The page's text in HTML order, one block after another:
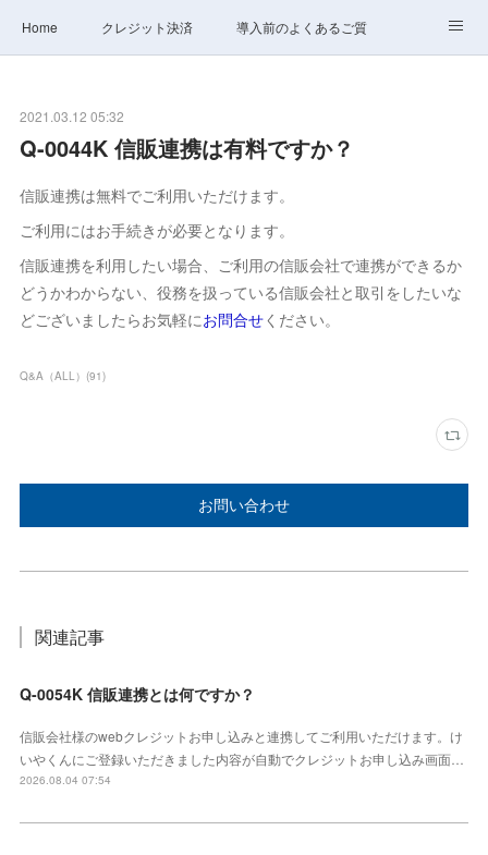
Home クレジット決済 導入前のよくあるご質問
2021.03.12 05:32
Q-0044K 信販連携は有料ですか？
信販連携は無料でご利用いただけます。
ご利用にはお手続きが必要となります。
信販連携を利用したい場合、ご利用の信販会社で連携ができるか
どうかわからない、役務を扱っている信販会社と取引をしたいな
どございましたらお気軽にお問合せください。
Q&A（ALL） (91)
お問い合わせ
関連記事
Q-0054K 信販連携とは何ですか？
信販会社様のwebクレジットお申し込みと連携してご利用いただけます。け
いやくんにご登録いただきました内容が自動でクレジットお申し込み画面…
2026.08.04 07:54